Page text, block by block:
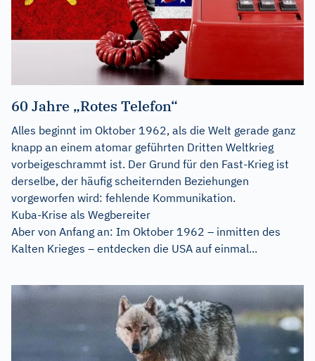
60 Jahre „Rotes Telefon“
Alles beginnt im Oktober 1962, als die Welt gerade ganz
knapp an einem atomar geführten Dritten Weltkrieg
vorbeigeschrammt ist. Der Grund für den Fast-Krieg ist
derselbe, der häufig scheiternden Beziehungen
vorgeworfen wird: fehlende Kommunikation.
Kuba-Krise als Wegbereiter
Aber von Anfang an: Im Oktober 1962 – inmitten des
Kalten Krieges – entdecken die USA auf einmal...